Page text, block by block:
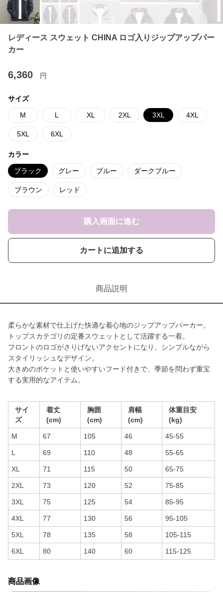
レディース スウェット CHINA ロゴ入りジップアップパー
カー
6,360 円
サイズ
M L XL 2XL 3XL 4XL
5XL 6XL
カラー
ブラック グレー ブルー ダークブルー
ブラウン レッド
購入画面に進む
カートに追加する
商品説明
柔らかな素材で仕上げた快適な着心地のジップアップパーカー。
トップスカテゴリの定番スウェットとして活躍する一着。
フロントのロゴがさりげないアクセントになり、シンプルながら
スタイリッシュなデザイン。
大きめのポケットと使いやすいフード付きで、季節を問わず重宝
する実用的なアイテム。
サイ
ズ
着丈
(cm)
胸囲
(cm)
肩幅
(cm)
体重目安
(kg)
M 67 105 46 45-55
L 69 110 48 55-65
XL 71 115 50 65-75
2XL 73 120 52 75-85
3XL 75 125 54 85-95
4XL 77 130 56 95-105
5XL 78 135 58 105-115
6XL 80 140 60 115-125
商品画像